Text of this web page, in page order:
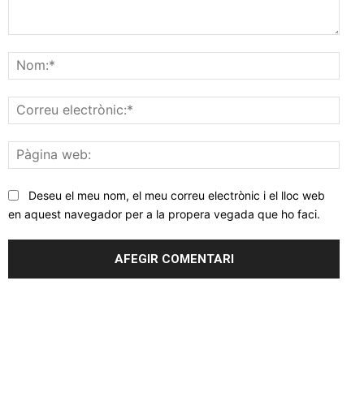
web:
Deseu el meu nom, el meu correu electrònic i el lloc web
en aquest navegador per a la propera vegada que ho faci.